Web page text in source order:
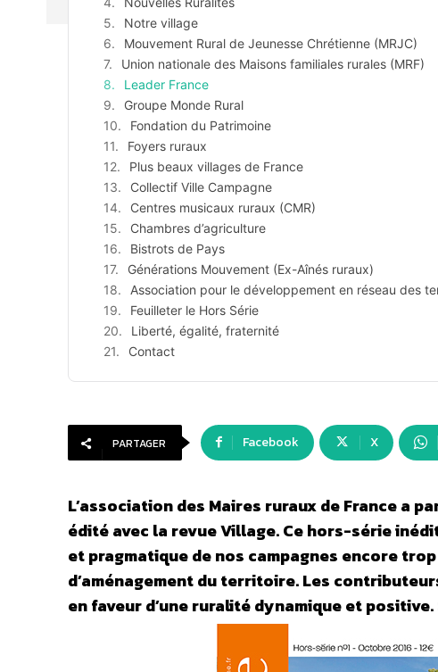
Notre village
Mouvement Rural de Jeunesse Chrétienne (MRJC)
Union nationale des Maisons familiales rurales (MRF)
Leader France
Groupe Monde Rural
Fondation du Patrimoine
Foyers ruraux
Plus beaux villages de France
Collectif Ville Campagne
Centres musicaux ruraux (CMR)
Chambres d’agriculture
Bistrots de Pays
Générations Mouvement (Ex-Aînés ruraux)
Association pour le développement en réseau des
Feuilleter le Hors Série
Liberté, égalité, fraternité
Contact
PARTAGER Facebook X
L’association des Maires ruraux de France a
édité avec la revue Village. Ce hors-série
et pragmatique de nos campagnes encore
d’aménagement du territoire. Les
en faveur d’une ruralité dynamique et